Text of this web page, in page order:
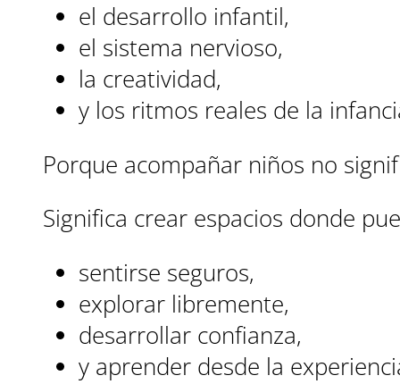
el desarrollo infantil,
el sistema nervioso,
la creatividad,
y los ritmos reales de la
Porque acompañar niños no
Significa crear espacios donde
sentirse seguros,
explorar libremente,
desarrollar confianza,
y aprender desde la